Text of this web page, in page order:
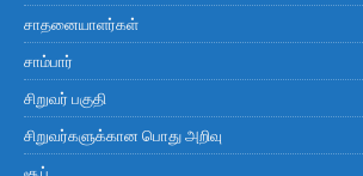
சாதனையாளர்கள்
சாம்பார்
சிறுவர் பகுதி
சிறுவர்களுக்கான பொது அறிவு